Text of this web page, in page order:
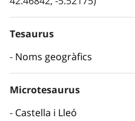
Tesaurus
Noms geogràfics
Microtesaurus
Castella i Lleó